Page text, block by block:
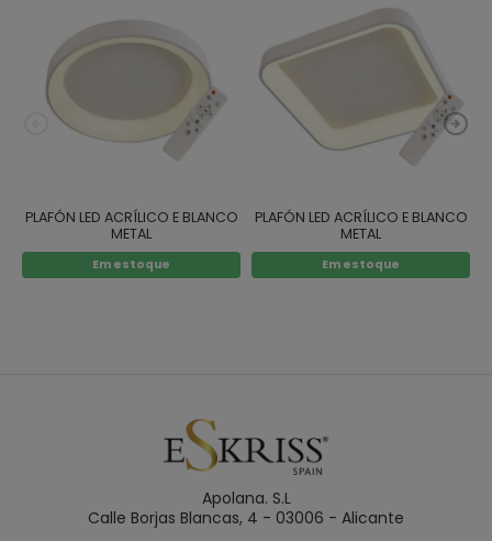
PLAFÓN LED ACRÍLICO E BLANCO
METAL
Em estoque
PLAFÓN LED ACRÍLICO E BLANCO
METAL
Em estoque
Apolana. S.L
Calle Borjas Blancas, 4 - 03006 - Alicante